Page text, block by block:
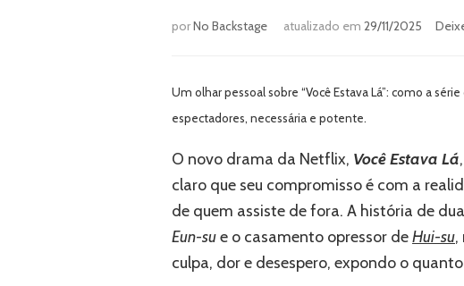
porNo Backstage atualizado em 29/11/2025
Um olhar pessoal sobre “Você Estava Lá”: como a
espectadores, necessária e potente.
O novo drama da Netflix, Você Estava Lá
claro que seu compromisso é com a
de quem assiste de fora. A história de
Eun-sue o casamento opressor deHui-su,
culpa, dor e desespero, expondo o